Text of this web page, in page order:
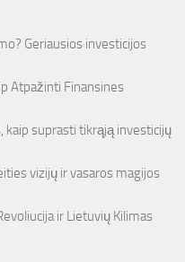
Geriausios investicijos
Atpažinti Finansines
kaip suprasti tikrąją investicijų
vizijų ir vasaros magijos
ir Lietuvių Kilimas